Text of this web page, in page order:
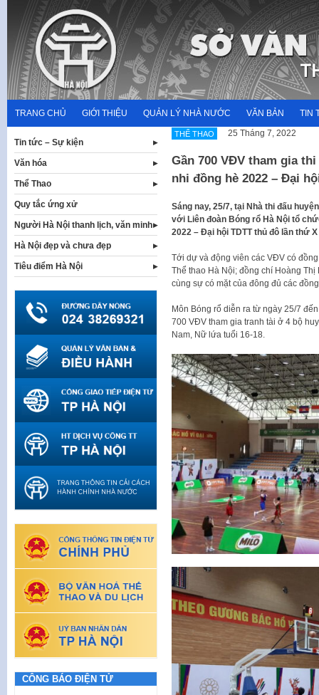
content
TRANG CHỦ GIỚI THIỆU QUẢN LÝ NHÀ NƯỚC VĂN BẢN TIN
THỂ THAO 25 Tháng 7, 2022
Gần 700 VĐV tham gia
nhi đồng hè 2022 – Đại
Sáng nay, 25/7, tại Nhà thi đấu
với Liên đoàn Bóng rổ Hà Nội tổ
2022 – Đại hội TDTT thủ đô lần thứ
Tới dự và động viên các VĐV có
Thể thao Hà Nội; đồng chí Hoàng
cùng sự có mặt của đông đủ các
Môn Bóng rổ diễn ra từ ngày 25/7
700 VĐV tham gia tranh tài ở 4 bộ
Nam, Nữ lứa tuổi 16-18.
Tin tức – Sự kiện
Văn hóa
Thể Thao
Quy tắc ứng xử
Người Hà Nội thanh lịch, văn minh
Hà Nội đẹp và chưa đẹp
Tiêu điểm Hà Nội
CÔNG BÁO ĐIỆN TỬ